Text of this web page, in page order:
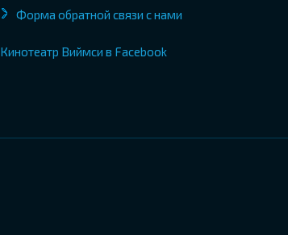
Форма обратной связи с нами
Кинотеатр Виймси в Facebook